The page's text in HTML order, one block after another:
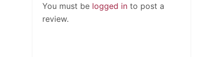
You must be logged in to post a
review.